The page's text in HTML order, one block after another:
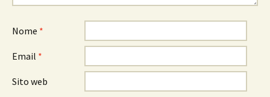
Nome *
Email *
Sito web